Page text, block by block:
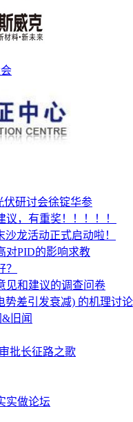
伏研讨会徐锭华参
，有重奖！！！！！
龙活动正式启动啦！
对PID的影响求教
见和建议的调查问卷
势差引发衰减) 的机理讨论
旧闻
批长征路之歌
实做论坛